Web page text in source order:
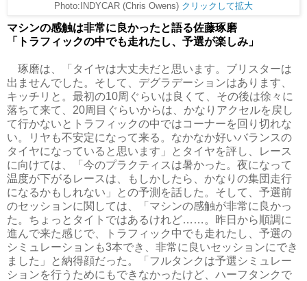
Photo:INDYCAR (Chris Owens) クリックして拡大
マシンの感触は非常に良かったと語る佐藤琢磨
「トラフィックの中でも走れたし、予選が楽しみ」
琢磨は、「タイヤは大丈夫だと思います。ブリスターは
出ませんでした。そして、デグラデーションはあります、
キッチリと。最初の10周ぐらいは良くて、その後は徐々に
落ちて来て、20周目ぐらいからは、かなりアクセルを戻し
て行かないとトラフィックの中ではコーナーを回り切れな
い。リヤも不安定になって来る。なかなか好いバランスの
タイヤになっていると思います」とタイヤを評し、レース
に向けては、「今のプラクティスは暑かった。夜になって
温度が下がるレースは、もしかしたら、かなりの集団走行
になるかもしれない」との予測を話した。そして、予選前
のセッションに関しては、「マシンの感触が非常に良かっ
た。ちょっとタイトではあるけれど……。昨日から順調に
進んで来た感じで、トラフィック中でも走れたし、予選の
シミュレーションも3本でき、非常に良いセッションにでき
ました」と納得顔だった。「フルタンクは予選シミュレー
ションを行うためにもできなかったけど、ハーフタンクで